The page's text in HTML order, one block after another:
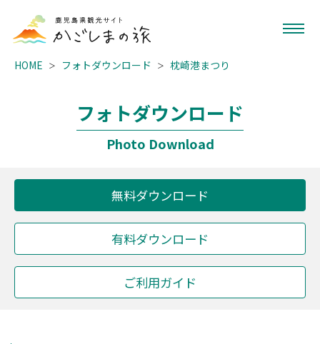
HOME フォトダウンロード 枕崎港まつり
フォトダウンロード
Photo Download
無料ダウンロード
有料ダウンロード
ご利用ガイド